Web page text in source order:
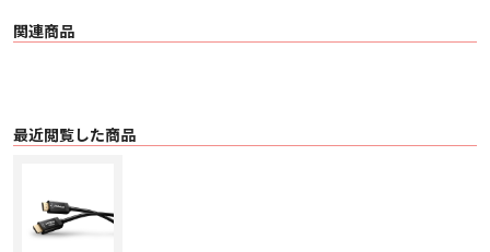
し、複雑な配管などでも容易に配線が可能です。
*本製品を壁内に配線するときは、必ず施工の前に接続予定の機器で動作確認
〇 HDMI® 認証 Ultra High Speed HDMI® Cable
〇 最高伝送速度、対応フォーマット 48Gbps、8K60p/4K120p
〇 ケーブル長さ 15m
〇 ケーブル径 6.8mm
〇 最小曲げ半径 35mm
関連商品
最近閲覧した商品